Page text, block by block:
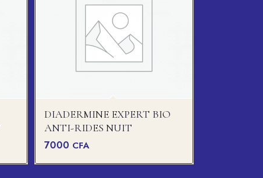
DIADERMINE EXPERT BIO
ANTI-RIDES NUIT
7000 CFA